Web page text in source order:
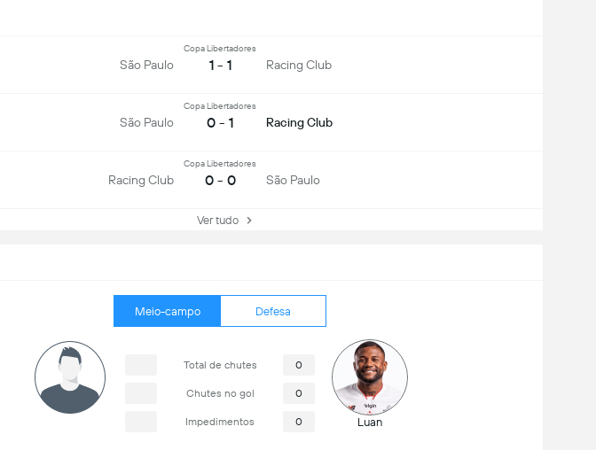
Meio-campo Defesa
Total de chutes 0
Chutes no gol 0
Impedimentos 0 Luan
São Paulo
Copa Libertadores
1 - 1 Racing Club
São Paulo
Copa Libertadores
0 - 1 Racing Club
Racing Club
Copa Libertadores
0 - 0 São Paulo
Ver tudo